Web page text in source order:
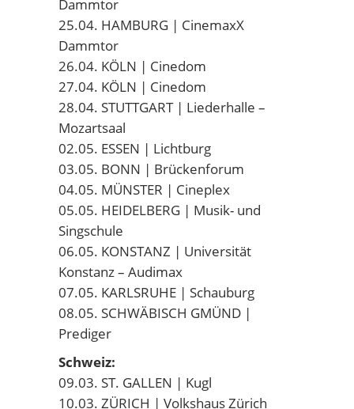
Dammtor
25.04. HAMBURG | CinemaxX
Dammtor
26.04. KÖLN | Cinedom
27.04. KÖLN | Cinedom
28.04. STUTTGART | Liederhalle –
Mozartsaal
02.05. ESSEN | Lichtburg
03.05. BONN | Brückenforum
04.05. MÜNSTER | Cineplex
05.05. HEIDELBERG | Musik- und
Singschule
06.05. KONSTANZ | Universität
Konstanz – Audimax
07.05. KARLSRUHE | Schauburg
08.05. SCHWÄBISCH GMÜND |
Prediger
Schweiz:
09.03. ST. GALLEN | Kugl
10.03. ZÜRICH | Volkshaus Zürich